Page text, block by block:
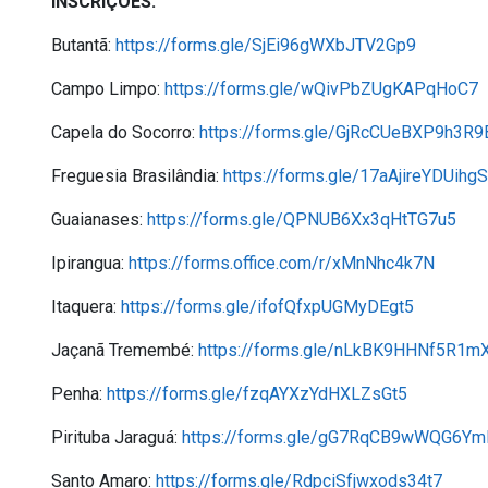
Butantã: https://forms.gle/SjEi96gWXbJTV2Gp9
Campo Limpo: https://forms.gle/wQivPbZUgKAPqHoC7
Capela do Socorro: https://forms.gle/
Freguesia Brasilândia: https://forms.gle/
Guaianases: https://forms.gle/QPNUB6Xx3qHtTG7u5
Ipirangua: https://forms.office.com/r/xMnNhc4k7N
Itaquera: https://forms.gle/ifofQfxpUGMyDEgt5
Jaçanã Tremembé: https://forms.gle/
Penha: https://forms.gle/fzqAYXzYdHXLZsGt5
Pirituba Jaraguá: https://forms.gle/
Santo Amaro: https://forms.gle/RdpciSfjwxods34t7